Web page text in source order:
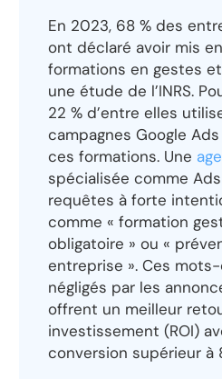
En 2023, 68 % des
ont déclaré avoir mis
formations en gestes
une étude de l’INRS.
22 % d’entre elles
campagnes Google
ces formations. Une
spécialisée comme
requêtes à forte
comme « formation
obligatoire » ou «
entreprise ». Ces
négligés par les
offrent un meilleur
investissement (ROI)
conversion supérieur à